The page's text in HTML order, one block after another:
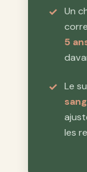
Un
5
Le
les